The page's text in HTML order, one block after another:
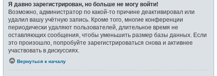
Я давно зарегистрирован, но больше не могу войти!
Возможно, администратор по какой-то причине деактивировал или
удалил вашу учётную запись. Кроме того, многие конференции
периодически удаляют пользователей, длительное время не
оставляющих сообщения, чтобы уменьшить размер базы данных. Если
это произошло, попробуйте зарегистрироваться снова и активнее
участвовать в дискуссиях.
Вернуться к началу